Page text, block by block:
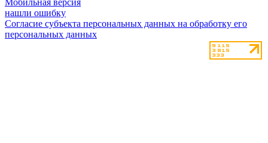
Мобильная версия
нашли ошибку
Согласие субъекта персональных данных на обработку его
персональных данных